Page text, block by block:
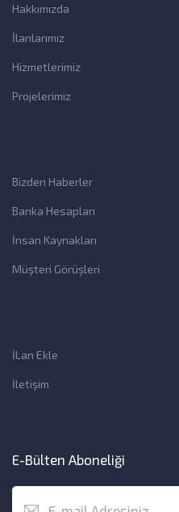
Hakkımızda
İlanlarımız
Hizmetlerimiz
Projelerimiz
Bizden Haberler
Banka Hesapları
İnsan Kaynakları
Müşteri Görüşleri
İLan Ekle
İletişim
E-Bülten Aboneliği